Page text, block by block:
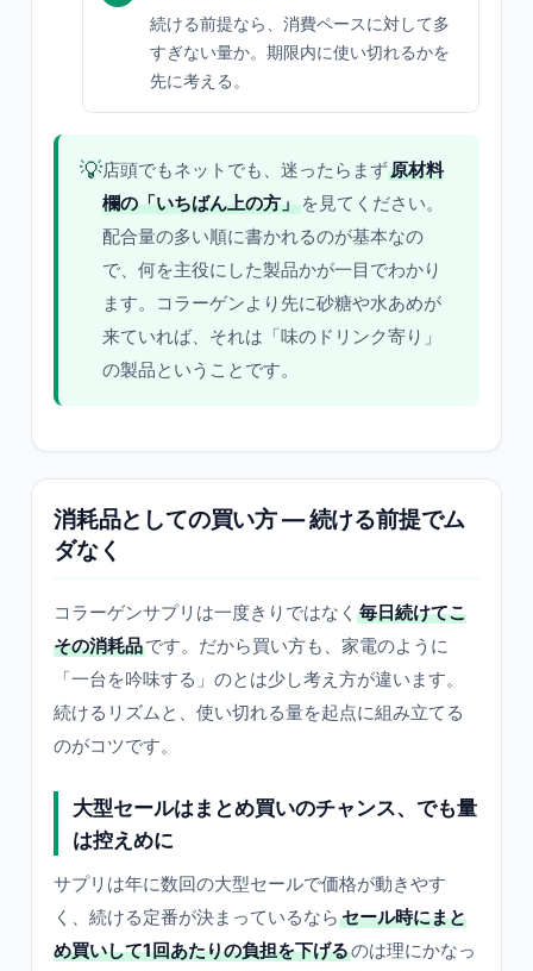
続ける前提なら、消費ペースに対して多
すぎない量か。期限内に使い切れるかを
先に考える。
💡店頭でもネットでも、迷ったらまず原材料
欄の「いちばん上の方」 を見てください。
配合量の多い順に書かれるのが基本なの
で、何を主役にした製品かが一目でわかり
ます。コラーゲンより先に砂糖や水あめが
来ていれば、それは「味のドリンク寄り」
の製品ということです。
消耗品としての買い方 — 続ける前提でム
ダなく
コラーゲンサプリは一度きりではなく 毎日続けてこ
その消耗品です。だから買い方も、家電のように
「一台を吟味する」のとは少し考え方が違います。
続けるリズムと、使い切れる量を起点に組み立てる
のがコツです。
大型セールはまとめ買いのチャンス、でも量
は控えめに
サプリは年に数回の大型セールで価格が動きやす
く、続ける定番が決まっているなら セール時にまと
め買いして1回あたりの負担を下げるのは理にかなっ